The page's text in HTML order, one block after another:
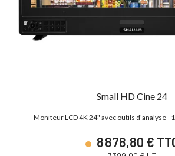
Small HD Cine 24
Moniteur LCD 4K 24" avec outils d'analyse -
8 878,80 €